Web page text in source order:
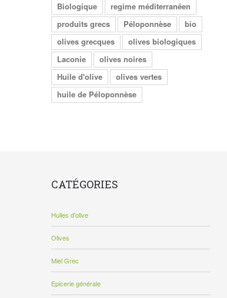
Biologique
regime méditerranéen
produits grecs
Péloponnèse
bio
olives grecques
olives biologiques
Laconie
olives noires
Huile d'olive
olives vertes
huile de Péloponnèse
CATÉGORIES
Huiles d'olive
Olives
Miel Grec
Epicerie générale